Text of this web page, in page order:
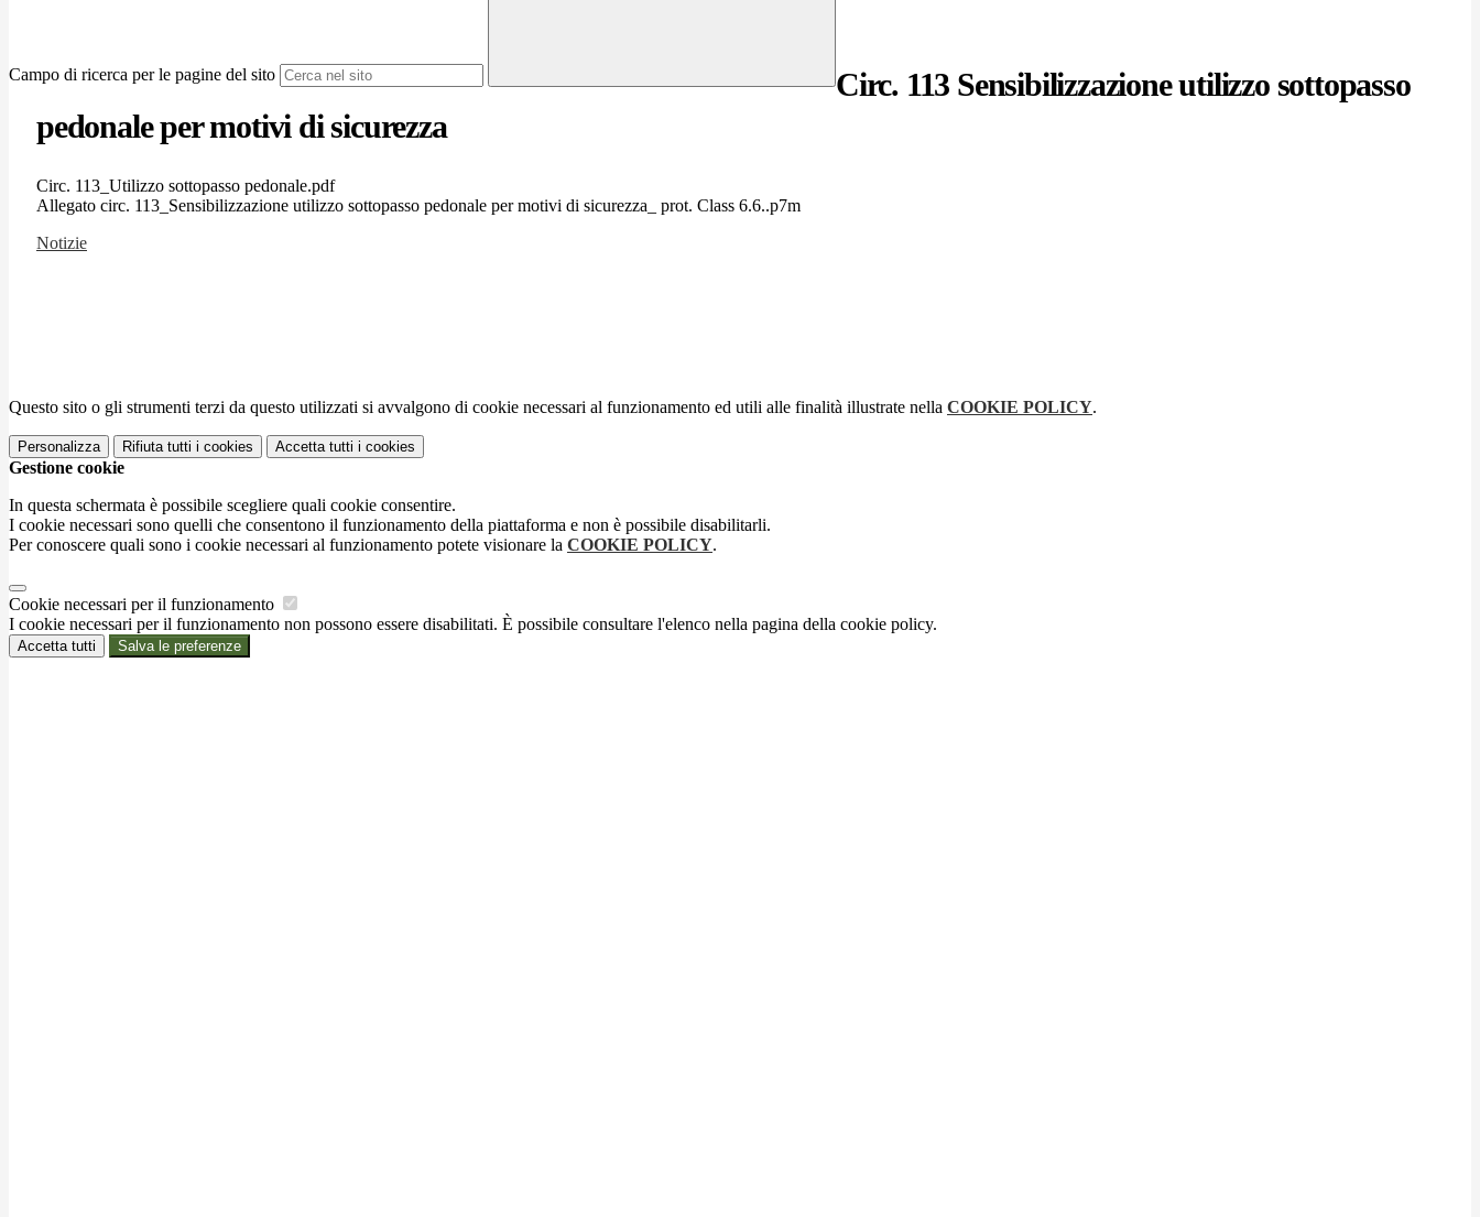
Campo di ricerca per le pagine del sito
Circ. 113 Sensibilizzazione utilizzo sottopasso
pedonale per motivi di sicurezza
Circ. 113_Utilizzo sottopasso pedonale.pdf
Allegato circ. 113_Sensibilizzazione utilizzo sottopasso pedonale per motivi di sicurezza_ prot. Class 6.6..p7m
Notizie
Questo sito o gli strumenti terzi da questo utilizzati si avvalgono di cookie necessari al funzionamento ed utili alle finalità illustrate nella COOKIE POLICY.
Personalizza Rifiuta tutti i cookies Accetta tutti i cookies
Gestione cookie
In questa schermata è possibile scegliere quali cookie consentire.
I cookie necessari sono quelli che consentono il funzionamento della piattaforma e non è possibile disabilitarli.
Per conoscere quali sono i cookie necessari al funzionamento potete visionare la COOKIE POLICY.
Cookie necessari per il funzionamento
I cookie necessari per il funzionamento non possono essere disabilitati. È possibile consultare l'elenco nella pagina della cookie policy.
Accetta tutti Salva le preferenze